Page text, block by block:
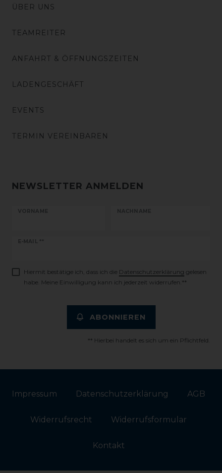
ÜBER UNS
TEAMREITER
ANFAHRT & ÖFFNUNGSZEITEN
LADENGESCHÄFT
EVENTS
TERMIN VEREINBAREN
NEWSLETTER ANMELDEN
VORNAME NACHNAME
E-MAIL **
Newsletter
Hiermit bestätige ich, dass ich die Daten­schutz­erklärung gelesen
habe. Meine Einwilligung kann ich jederzeit widerrufen.**
ABONNIEREN
** Hierbei handelt es sich um ein Pflichtfeld.
Impressum Daten­schutz­erklärung AGB
Widerrufs­recht Widerrufs­formular
Kontakt